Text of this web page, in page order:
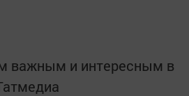
важным и интересным в